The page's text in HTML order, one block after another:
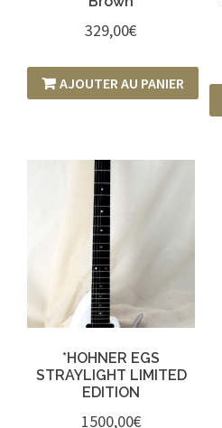
329,00€
AJOUTER AU PANIER
*HOHNER EGS
STRAYLIGHT LIMITED
EDITION
1500,00€